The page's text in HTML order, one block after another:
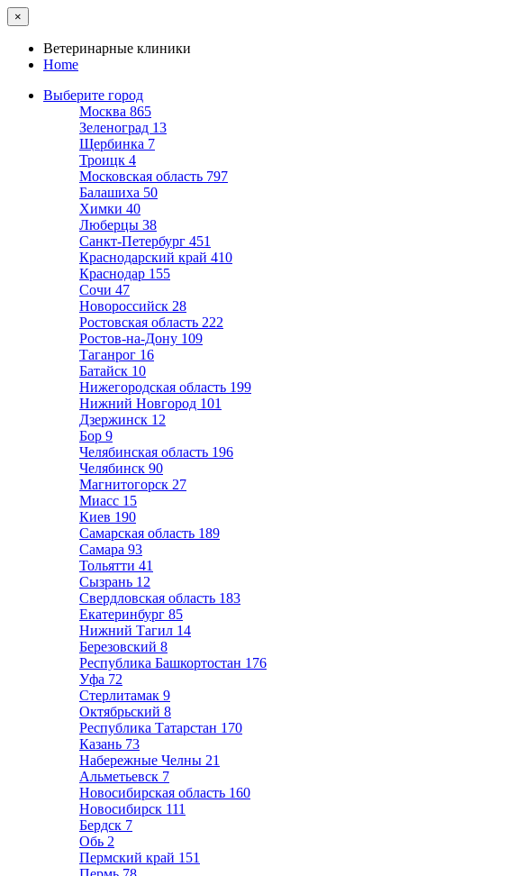
×
Ветеринарные клиники
Home
Выберите город
Москва 865
Зеленоград 13
Щербинка 7
Троицк 4
Московская область 797
Балашиха 50
Химки 40
Люберцы 38
Санкт-Петербург 451
Краснодарский край 410
Краснодар 155
Сочи 47
Новороссийск 28
Ростовская область 222
Ростов-на-Дону 109
Таганрог 16
Батайск 10
Нижегородская область 199
Нижний Новгород 101
Дзержинск 12
Бор 9
Челябинская область 196
Челябинск 90
Магнитогорск 27
Миасс 15
Киев 190
Самарская область 189
Самара 93
Тольятти 41
Сызрань 12
Свердловская область 183
Екатеринбург 85
Нижний Тагил 14
Березовский 8
Республика Башкортостан 176
Уфа 72
Стерлитамак 9
Октябрьский 8
Республика Татарстан 170
Казань 73
Набережные Челны 21
Альметьевск 7
Новосибирская область 160
Новосибирск 111
Бердск 7
Обь 2
Пермский край 151